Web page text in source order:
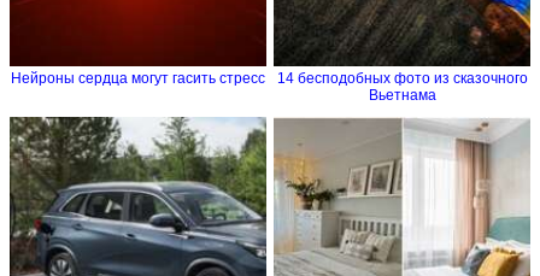
Нейроны сердца могут гасить стресс
14 бесподобных фото из сказочного
Вьетнама